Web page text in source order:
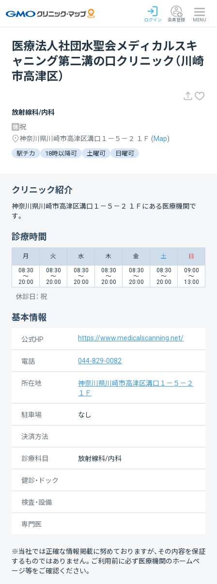
ログイン 会員登録 MENU
医療法人社団水聖会メディカルスキ
ャニング第二溝の口クリニック（川崎
市高津区）
放射線科/内科
祝
神奈川県川崎市高津区溝口１－５－２ １Ｆ (Map)
駅チカ 18時以降可 土曜可 日曜可
クリニック紹介
神奈川県川崎市高津区溝口１－５－２ １Ｆ にある医療機関で
す。
診療時間
月 火 水 木 金 土 日
08:30
〜
20:00
08:30
〜
20:00
08:30
〜
20:00
08:30
〜
20:00
08:30
〜
20:00
08:30
〜
20:00
09:00
〜
13:00
休診日： 祝
基本情報
公式HP https://www.medicalscanning.net/
電話 044-829-0082
所在地
神奈川県川崎市高津区溝口１－５－２
１Ｆ
駐車場 なし
決済方法
診療科目 放射線科/内科
健診・ドック
検査・設備
専門医
※当社では正確な情報掲載に努めておりますが、その内容を保証
するものではありません。ご利用前に必ず医療機関のホームペ
ージ等をご確認ください。